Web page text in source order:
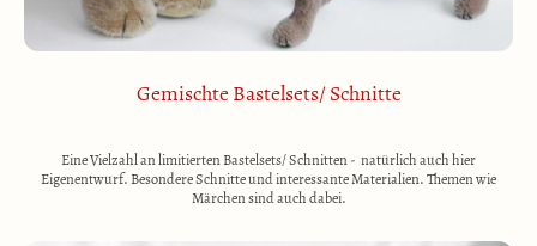
Gemischte Bastelsets/ Schnitte
Eine Vielzahl an limitierten Bastelsets/ Schnitten - natürlich auch hier
Eigenentwurf. Besondere Schnitte und interessante Materialien. Themen wie
Märchen sind auch dabei.